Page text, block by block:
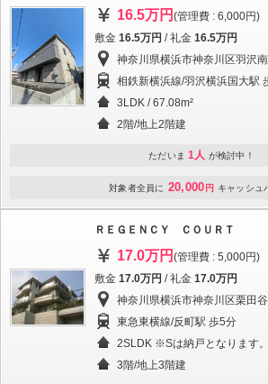
16.5万円 (管理費 : 6,000円)
敷金 16.5万円 / 礼金 16.5万円
神奈川県横浜市神奈川区羽沢南
相鉄新横浜線/羽沢横浜国大駅
3LDK / 67.08m²
2階/地上2階建
ただいま 1人 が検討中！
対象者全員に 20,000 円 キャッシュ
ＲＥＧＥＮＣＹ ＣＯＵＲＴ
17.0万円 (管理費 : 5,000円)
敷金 17.0万円 / 礼金 17.0万円
神奈川県横浜市神奈川区栗田谷
東急東横線/反町駅 歩5分
2SLDK ※Sは納戸となります
3階/地上3階建